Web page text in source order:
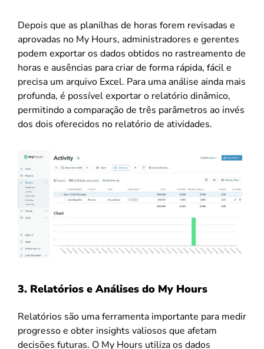
Depois que as planilhas de horas forem revisadas e
aprovadas no My Hours, administradores e gerentes
podem exportar os dados obtidos no rastreamento de
horas e ausências para criar de forma rápida, fácil e
precisa um arquivo Excel. Para uma análise ainda mais
profunda, é possível exportar o relatório dinâmico,
permitindo a comparação de três parâmetros ao invés
dos dois oferecidos no relatório de atividades.
3. Relatórios e Análises do My Hours
Relatórios são uma ferramenta importante para medir
progresso e obter insights valiosos que afetam
decisões futuras. O My Hours utiliza os dados